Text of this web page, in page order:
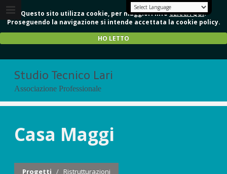
Questo sito utilizza cookie, per maggiori infoCLICCA QUI.
Proseguendo la navigazione si intende accettata la cookie policy.
HO LETTO
Studio Tecnico Lari
Associazione Professionale
Casa Maggi
Progetti / Ristrutturazioni